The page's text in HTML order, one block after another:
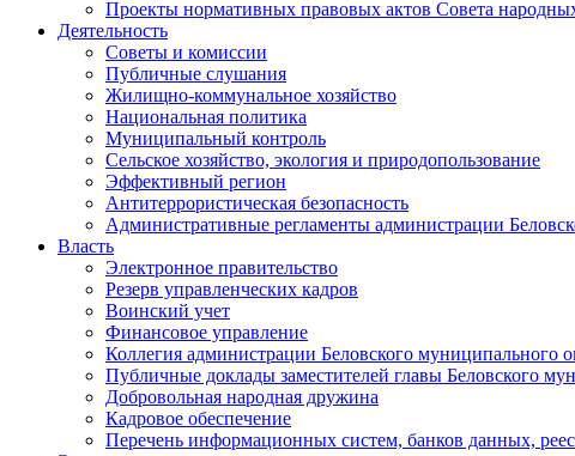
Проекты нормативных правовых актов Совета
Деятельность
Советы и комиссии
Публичные слушания
Жилищно-коммунальное хозяйство
Национальная политика
Муниципальный контроль
Сельское хозяйство, экология и природопользование
Эффективный регион
Антитеррористическая безопасность
Административные регламенты администрации
Власть
Электронное правительство
Резерв управленческих кадров
Воинский учет
Финансовое управление
Коллегия администрации Беловского муниципального
Публичные доклады заместителей главы Беловского
Добровольная народная дружина
Кадровое обеспечение
Перечень информационных систем, банков данных,